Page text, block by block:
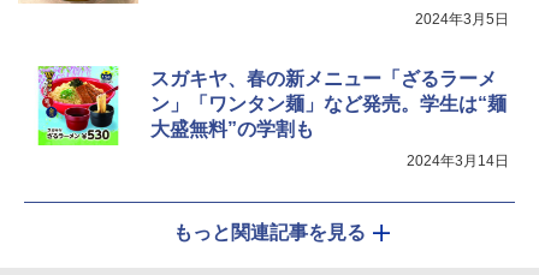
2024年3月5日
スガキヤ、春の新メニュー「ざるラーメ
ン」「ワンタン麺」など発売。学生は“麺
大盛無料”の学割も
2024年3月14日
もっと関連記事を見る